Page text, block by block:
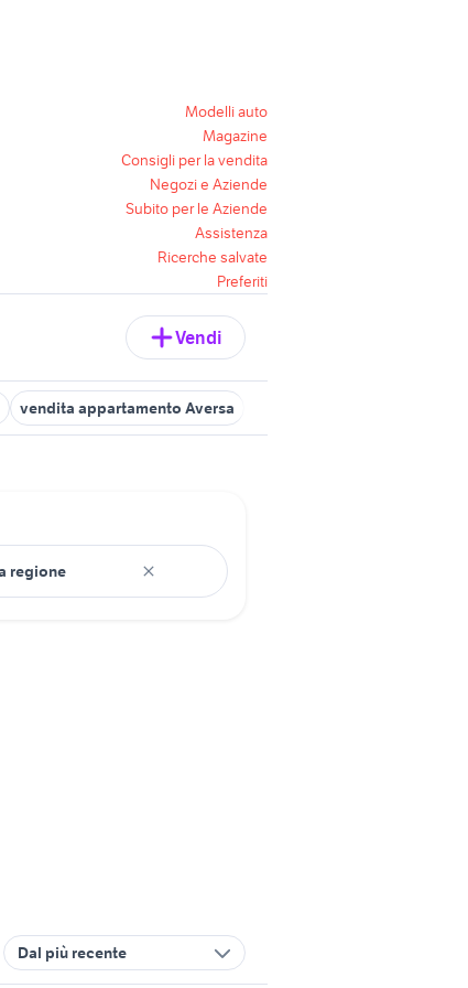
Modelli auto
Magazine
Consigli per la vendita
Negozi e Aziende
Subito per le Aziende
Assistenza
Ricerche salvate
Preferiti
Vendi
vendita appartamento Aversa
Dal più recente